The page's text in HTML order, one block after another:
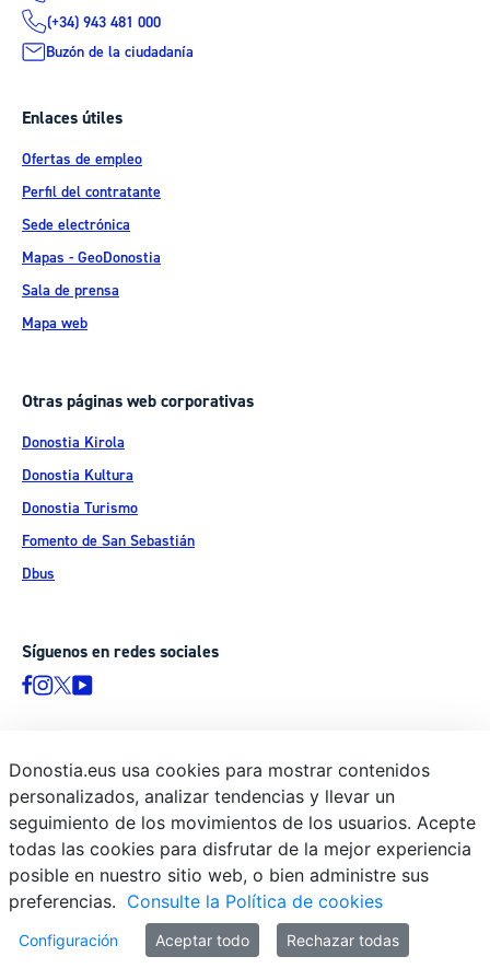
(+34) 943 481 000
Buzón de la ciudadanía
Enlaces útiles
Ofertas de empleo
Perfil del contratante
Sede electrónica
Mapas - GeoDonostia
Sala de prensa
Mapa web
Otras páginas web corporativas
Donostia Kirola
Donostia Kultura
Donostia Turismo
Fomento de San Sebastián
Dbus
Síguenos en redes sociales
© Donostiako Udala - Ayuntamiento de Donostia / San Sebastián
Ijentea 1, 20003 Donostia / San Sebastián
Aviso legal
Política de privacidad
Política de cookies
Declaración de accesibilidad
Donostia.eus usa cookies para mostrar contenidos
personalizados, analizar tendencias y llevar un
seguimiento de los movimientos de los usuarios. Acepte
todas las cookies para disfrutar de la mejor experiencia
posible en nuestro sitio web, o bien administre sus
preferencias. Consulte la Política de cookies
Configuración Aceptar todo Rechazar todas